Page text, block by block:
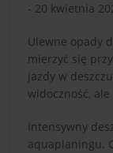
- 20 kwietnia
Ulewne opady
mierzyć się
jazdy w
widoczność, ale
Intensywny
aquaplaningu.